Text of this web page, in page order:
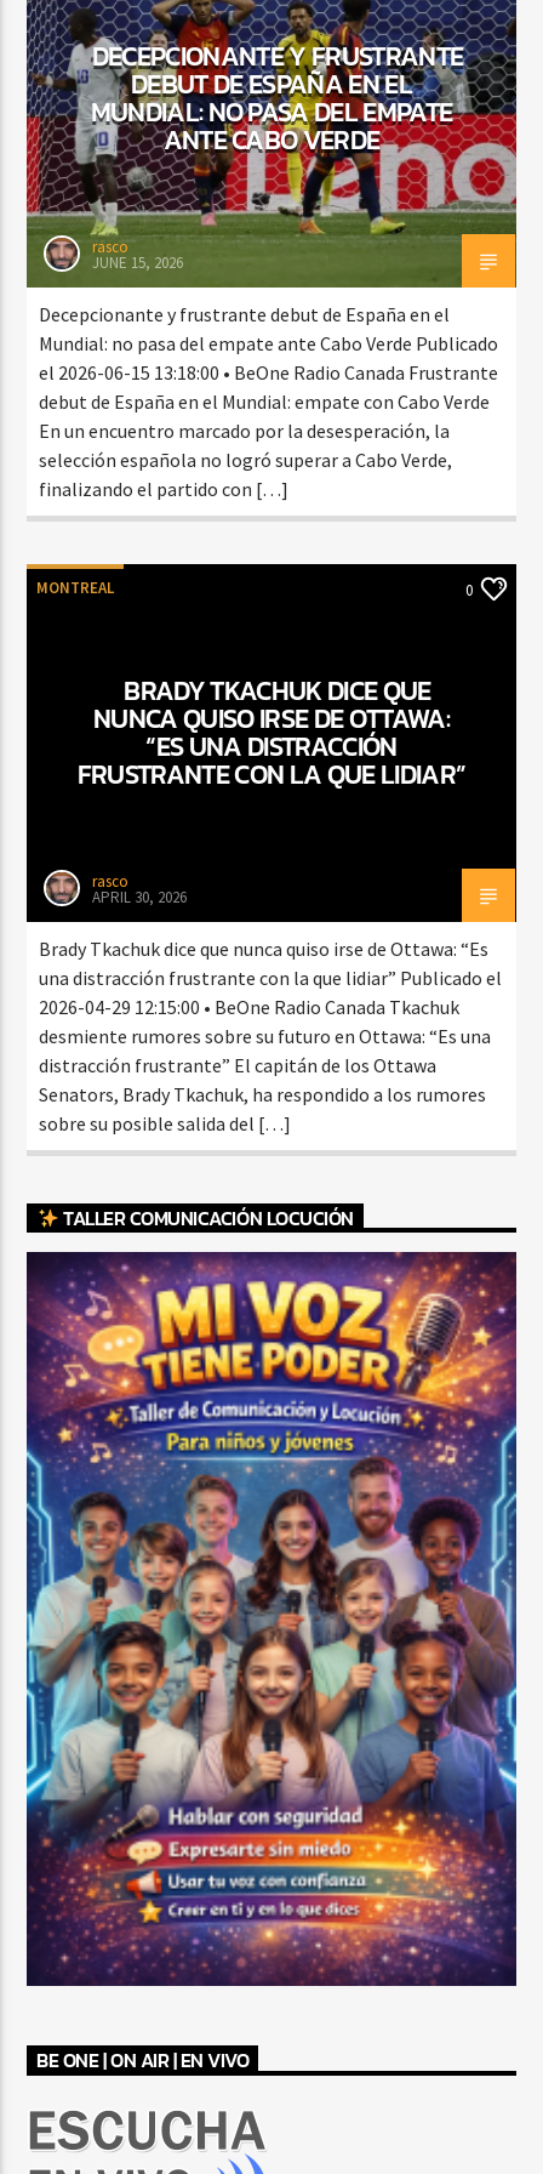
CURRENT SHOW
FIESTA DJ MIX
9:00 PM 12:00 AM
DECEPCIONANTE Y FRUSTRANTE
DEBUT DE ESPAÑA EN EL
MUNDIAL: NO PASA DEL EMPATE
ANTE CABO VERDE
rasco
JUNE 15, 2026
Decepcionante y frustrante debut de España en el
Mundial: no pasa del empate ante Cabo Verde Publicado
el 2026-06-15 13:18:00 • BeOne Radio Canada Frustrante
debut de España en el Mundial: empate con Cabo Verde
En un encuentro marcado por la desesperación, la
selección española no logró superar a Cabo Verde,
finalizando el partido con […]
MONTREAL 0
BRADY TKACHUK DICE QUE
NUNCA QUISO IRSE DE OTTAWA:
“ES UNA DISTRACCIÓN
FRUSTRANTE CON LA QUE LIDIAR”
rasco
APRIL 30, 2026
Brady Tkachuk dice que nunca quiso irse de Ottawa: “Es
una distracción frustrante con la que lidiar” Publicado el
2026-04-29 12:15:00 • BeOne Radio Canada Tkachuk
desmiente rumores sobre su futuro en Ottawa: “Es una
distracción frustrante” El capitán de los Ottawa
Senators, Brady Tkachuk, ha respondido a los rumores
sobre su posible salida del […]
TALLER COMUNICACIÓN LOCUCIÓN
BE ONE | ON AIR | EN VIVO